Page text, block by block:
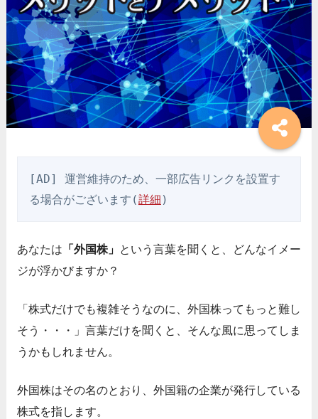
[AD] 運営維持のため、一部広告リンクを設置す
る場合がございます(詳細 )
あなたは 「外国株」 という言葉を聞くと、どんなイメー
ジが浮かびますか？
「株式だけでも複雑そうなのに、外国株ってもっと難し
そう・・・」言葉だけを聞くと、そんな風に思ってしま
うかもしれません。
外国株はその名のとおり、外国籍の企業が発行している
株式を指します。